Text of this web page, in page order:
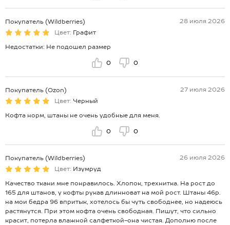
Покупатель (Wildberries)
28 июля 2026
Цвет: Графит
Недостатки: Не подошел размер
0 0
Покупатель (Ozon)
27 июля 2026
Цвет: Черный
Кофта норм, штаны не очень удобные для меня.
0 0
Покупатель (Wildberries)
26 июля 2026
Цвет: Изумруд
Качество ткани мне понравилось. Хлопок, трехнитка. На рост до
165 для штанов, у кофты рукав длинноват на мой рост. Штаны 46р.
на мои бедра 96 впритык, хотелось бы чуть свободнее, но надеюсь
растянутся. При этом кофта очень свободная. Пишут, что сильно
красит, потерла влажной салфеткой-она чистая. Дополню после